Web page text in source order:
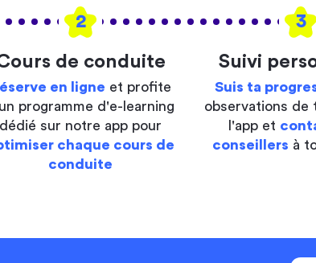
2 3
de conduite
en ligne et profite
programme d'e-learning
dédié sur notre app pour
chaque cours de
conduite
Suivi
Suis ta
observations de
l'app et
conseillers à